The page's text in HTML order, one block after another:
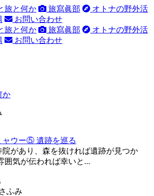
旅と何か 旅寫眞部
オトナの野外活
お問い合わせ
旅と何か 旅寫眞部
オトナの野外活
お問い合わせ
か
ャウー⑤ 遺跡を巡る
院があり、森を抜ければ遺跡が見つか
囲気が伝われば幸いと...
ふみ